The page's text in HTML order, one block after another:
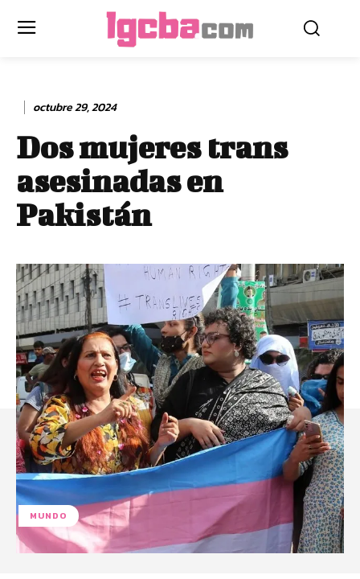
octubre 29, 2024
Dos mujeres trans
asesinadas en
Pakistán
MUNDO